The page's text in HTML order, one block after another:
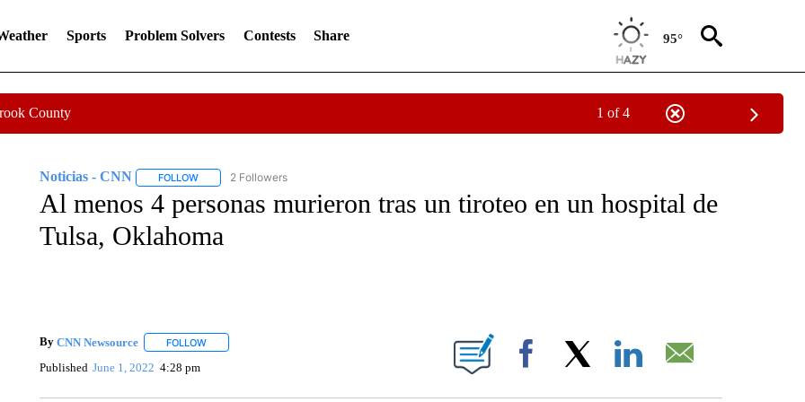
Sports Problem Solvers Contests Share 95°
County 1 of 4
Noticias - CNN FOLLOWFOLLOW "NOTICIAS - CNN" TO RECEIVE NOTIFICATIONS ABOUT NEW PAGES ON "NOTICIAS - CNN".
2 Followers
Al menos 4 personas murieron tras un tiroteo en un hospital de
Tulsa, Oklahoma
By CNN Newsource FOLLOWFOLLOW "" TO RECEIVE NOTIFICATIONS ABOUT NEW PAGES ON "".
Published June 1, 2022 4:28 pm Facebook